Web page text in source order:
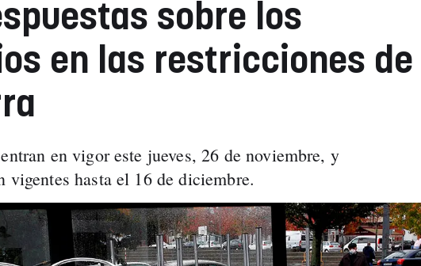
sobre los
en las restricciones de
en vigor este jueves, 26 de noviembre, y
vigentes hasta el 16 de diciembre.